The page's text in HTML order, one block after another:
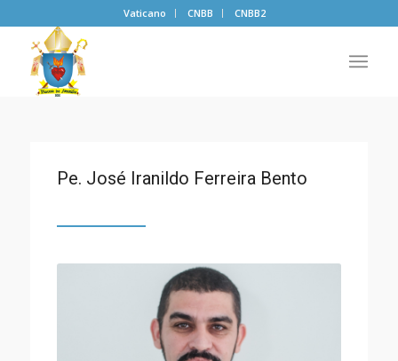
Vaticano CNBB CNBB2
Pe. José Iranildo Ferreira Bento